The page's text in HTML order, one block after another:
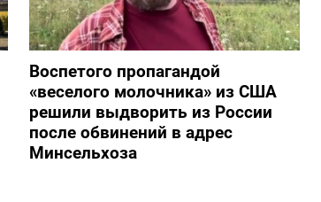
Воспетого пропагандой
«веселого молочника» из США
решили выдворить из России
после обвинений в адрес
Минсельхоза